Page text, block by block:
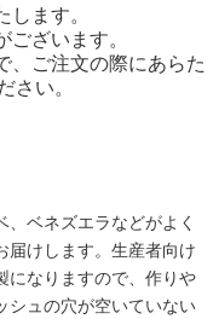
ます。
ざいます。
、ご注文の際にあらた
さい。
ベネズエラなどがよく
届けします。生産者向け
になりますので、作りや
シュの穴が空いていない